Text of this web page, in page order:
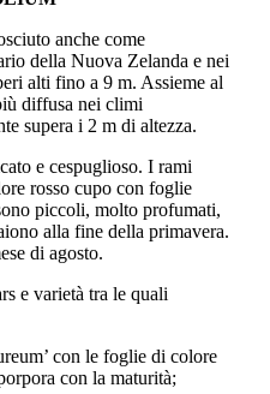
anche come
della Nuova Zelanda e nei
alti fino a 9 m. Assieme al
diffusa nei climi
supera i 2 m di altezza.
e cespuglioso. I rami
rosso cupo con foglie
piccoli, molto profumati,
alla fine della primavera.
di agosto.
e varietà tra le quali
con le foglie di colore
con la maturità;